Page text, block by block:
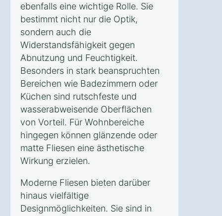
ebenfalls eine wichtige Rolle. Sie
bestimmt nicht nur die Optik,
sondern auch die
Widerstandsfähigkeit gegen
Abnutzung und Feuchtigkeit.
Besonders in stark beanspruchten
Bereichen wie Badezimmern oder
Küchen sind rutschfeste und
wasserabweisende Oberflächen
von Vorteil. Für Wohnbereiche
hingegen können glänzende oder
matte Fliesen eine ästhetische
Wirkung erzielen.
Moderne Fliesen bieten darüber
hinaus vielfältige
Designmöglichkeiten. Sie sind in